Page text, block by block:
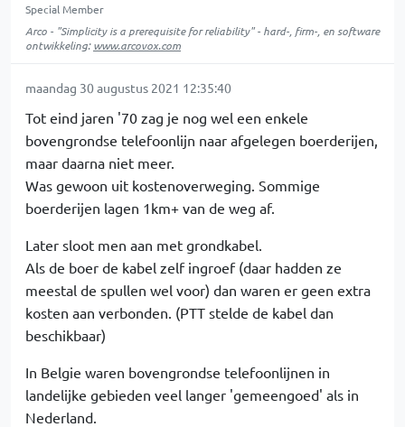
Special Member
Arco - "Simplicity is a prerequisite for reliability" - hard-, firm-, en software
ontwikkeling:www.arcovox.com
maandag 30 augustus 2021 12:35:40
Tot eind jaren '70 zag je nog wel een enkele
bovengrondse telefoonlijn naar afgelegen boerderijen,
maar daarna niet meer.
Was gewoon uit kostenoverweging. Sommige
boerderijen lagen 1km+ van de weg af.
Later sloot men aan met grondkabel.
Als de boer de kabel zelf ingroef (daar hadden ze
meestal de spullen wel voor) dan waren er geen extra
kosten aan verbonden. (PTT stelde de kabel dan
beschikbaar)
In Belgie waren bovengrondse telefoonlijnen in
landelijke gebieden veel langer 'gemeengoed' als in
Nederland.